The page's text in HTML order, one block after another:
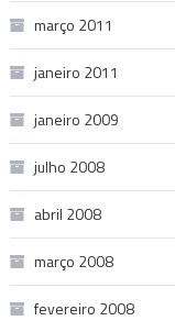
março 2011
janeiro 2011
janeiro 2009
julho 2008
abril 2008
março 2008
fevereiro 2008